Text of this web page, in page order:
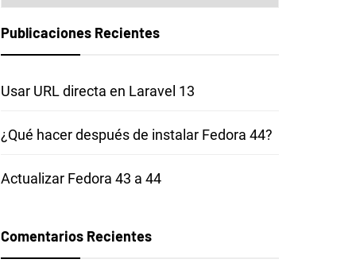
Publicaciones Recientes
Usar URL directa en Laravel 13
¿Qué hacer después de instalar Fedora 44?
Actualizar Fedora 43 a 44
Comentarios Recientes